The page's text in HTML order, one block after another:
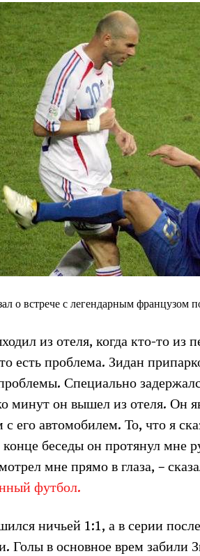
о встрече с легендарным французом
из отеля, когда кто-то из
есть проблема. Зидан
Специально
минут он вышел из отеля. Он
его автомобилем. То, что я
беседы он протянул мне
мне прямо в глаза, –
футбол.
ничьей 1:1, а в серии
Голы в основное врем